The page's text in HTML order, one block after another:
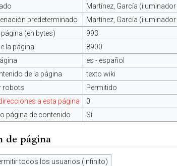
Martínez, García
predeterminado
Martínez, García
página (en bytes)
993
la página
8900
es - español
de la página
texto wiki
robots
Permitido
a esta página
0
página de contenido
Sí
de página
todos los usuarios (infinito)